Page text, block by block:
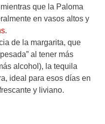
que la Paloma
en vasos altos y
.
de la margarita, que
al tener más
alcohol), la tequila
ideal para esos días en
y liviano.